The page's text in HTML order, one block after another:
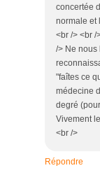
concertée
normale et
<br /> <br /
/> Ne nous
"faîtes ce
médecine
degré
Vivement
<br />
Répondre